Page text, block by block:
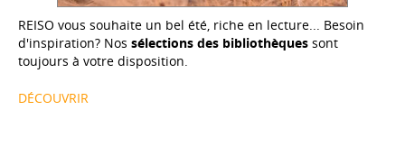
REISO vous souhaite un bel été, riche en lecture... Besoin
d'inspiration? Nos sélections des bibliothèques sont
toujours à votre disposition.
DÉCOUVRIR